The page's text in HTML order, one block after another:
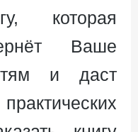
которая
Ваше
и даст